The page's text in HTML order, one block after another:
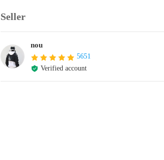
Seller
nou
5651
Verified account